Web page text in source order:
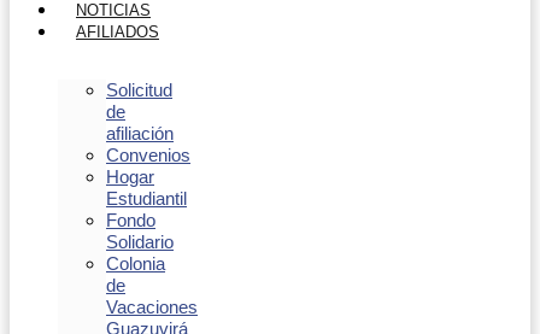
NOTICIAS
AFILIADOS
Solicitud
de
afiliación
Convenios
Hogar
Estudiantil
Fondo
Solidario
Colonia
de
Vacaciones
Guazuvirá